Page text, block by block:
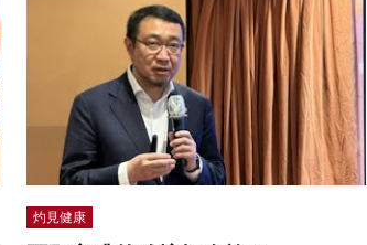
灼見健康